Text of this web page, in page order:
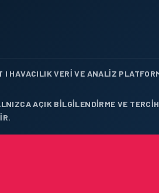
HAVACILIK VERI VE ANALIZ
AÇIK BILGILENDIRME VE